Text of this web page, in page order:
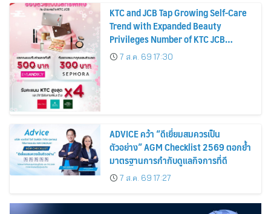
KTC and JCB Tap Growing Self-Care
Trend with Expanded Beauty
Privileges Number of KTC JCB
Cardmembers Spending on
Cosmetics Rises 26%
7 ส.ค. 69 17:30
ADVICE คว้า “ดีเยี่ยมสมควรเป็น
ตัวอย่าง” AGM Checklist 2569 ตอกย้ำ
มาตรฐานการกำกับดูแลกิจการที่ดี
7 ส.ค. 69 17:27